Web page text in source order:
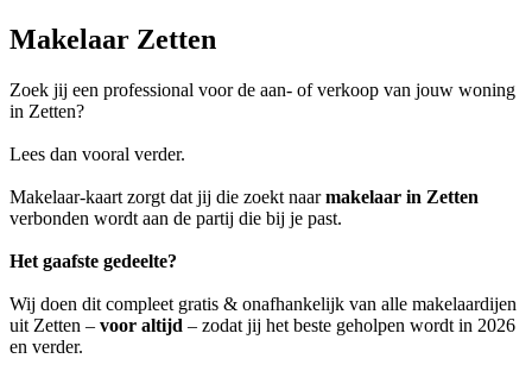
Makelaar Zetten
Zoek jij een professional voor de aan- of verkoop van jouw woning
in Zetten?
Lees dan vooral verder.
Makelaar-kaart zorgt dat jij die zoekt naarmakelaar in Zetten
verbonden wordt aan de partij die bij je past.
Het gaafste gedeelte?
Wij doen dit compleet gratis & onafhankelijk van alle makelaardijen
uit Zetten – voor altijd – zodat jij het beste geholpen wordt in 2026
en verder.